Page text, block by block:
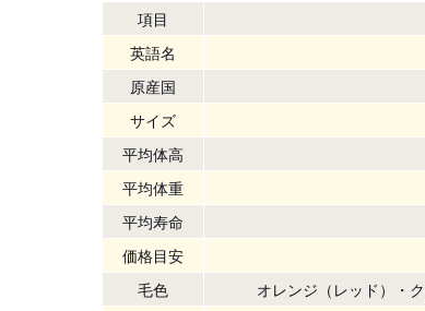
項目
英語名
原産国
サイズ
平均体高
平均体重
平均寿命
価格目安
毛色
オレンジ（レッド）・